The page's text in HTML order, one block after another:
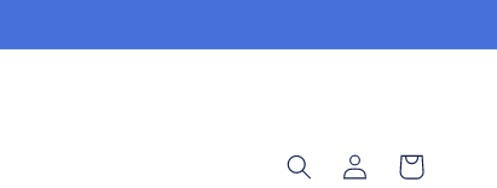
Connexion Panier